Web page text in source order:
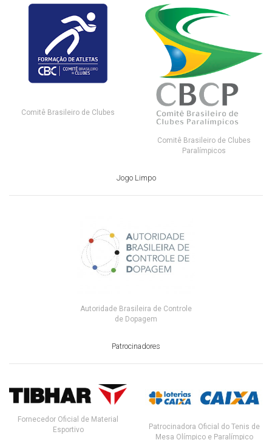
Comitê Brasileiro de Clubes
Comitê Brasileiro de Clubes
Paralímpicos
Jogo Limpo
Autoridade Brasileira de Controle
de Dopagem
Patrocinadores
Fornecedor Oficial de Material
Esportivo
Patrocinadora Oficial do Tenis de
Mesa Olímpico e Paralímpico